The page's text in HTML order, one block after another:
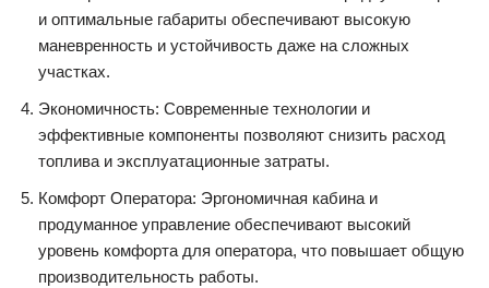
и оптимальные габариты обеспечивают высокую
маневренность и устойчивость даже на сложных
участках.
Экономичность: Современные технологии и
эффективные компоненты позволяют снизить расход
топлива и эксплуатационные затраты.
Комфорт Оператора: Эргономичная кабина и
продуманное управление обеспечивают высокий
уровень комфорта для оператора, что повышает общую
производительность работы.